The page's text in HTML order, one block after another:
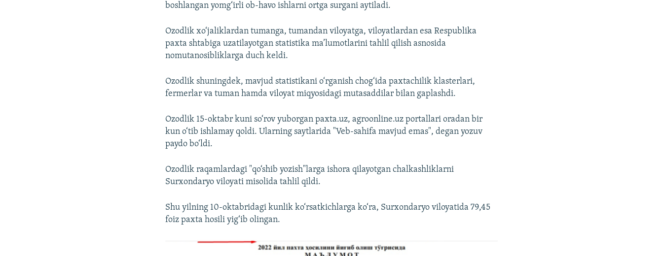
boshlangan yomg‘irli ob-havo ishlarni ortga surgani aytiladi.
Ozodlik xo‘jaliklardan tumanga, tumandan viloyatga, viloyatlardan esa Respublika
paxta shtabiga uzatilayotgan statistika ma’lumotlarini tahlil qilish asnosida
nomutanosibliklarga duch keldi.
Ozodlik shuningdek, mavjud statistikani o‘rganish chog‘ida paxtachilik klasterlari,
fermerlar va tuman hamda viloyat miqyosidagi mutasaddilar bilan gaplashdi.
Ozodlik 15-oktabr kuni so‘rov yuborgan paxta.uz, agroonline.uz portallari oradan bir
kun o‘tib ishlamay qoldi. Ularning saytlarida "Veb-sahifa mavjud emas", degan yozuv
paydo bo‘ldi.
Ozodlik raqamlardagi "qo‘shib yozish"larga ishora qilayotgan chalkashliklarni
Surxondaryo viloyati misolida tahlil qildi.
Shu yilning 10-oktabridagi kunlik ko‘rsatkichlarga ko‘ra, Surxondaryo viloyatida 79,45
foiz paxta hosili yig‘ib olingan.